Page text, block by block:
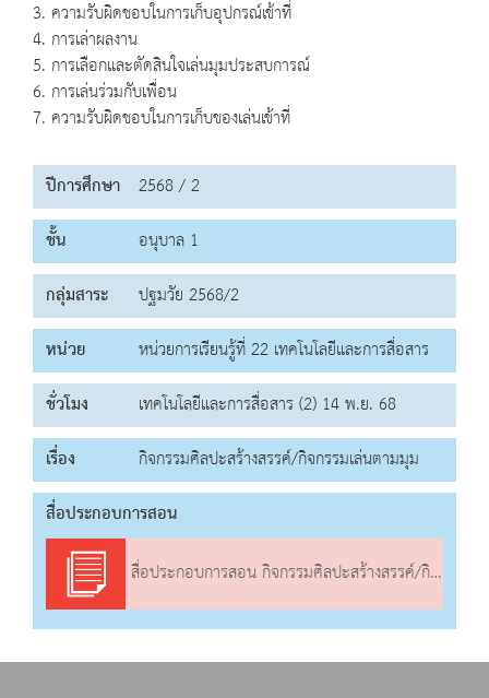
3. ความรับผิดชอบในการเก็บอุปกรณ์เข้าที่
4. การเล่าผลงาน
5. การเลือกและตัดสินใจเล่นมุมประสบการณ์
6. การเล่นร่วมกับเพื่อน
7. ความรับผิดชอบในการเก็บของเล่นเข้าที่
ปีการศึกษา 2568 / 2
ชั้น
อนุบาล 1
กลุ่มสาระ
ปฐมวัย 2568/2
หน่วย
หน่วยการเรียนรู้ที่ 22 เทคโนโลยีและการสื่อสาร
ชั่วโมง
เทคโนโลยีและการสื่อสาร (2) 14 พ.ย. 68
เรื่อง
กิจกรรมศิลปะสร้างสรรค์/กิจกรรมเล่นตามมุม
สื่อประกอบการสอน
สื่อประกอบการสอน กิจกรรมศิลปะสร้างสรรค์/กิจกรรมเล่นตามมุม